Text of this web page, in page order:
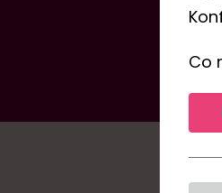
Co